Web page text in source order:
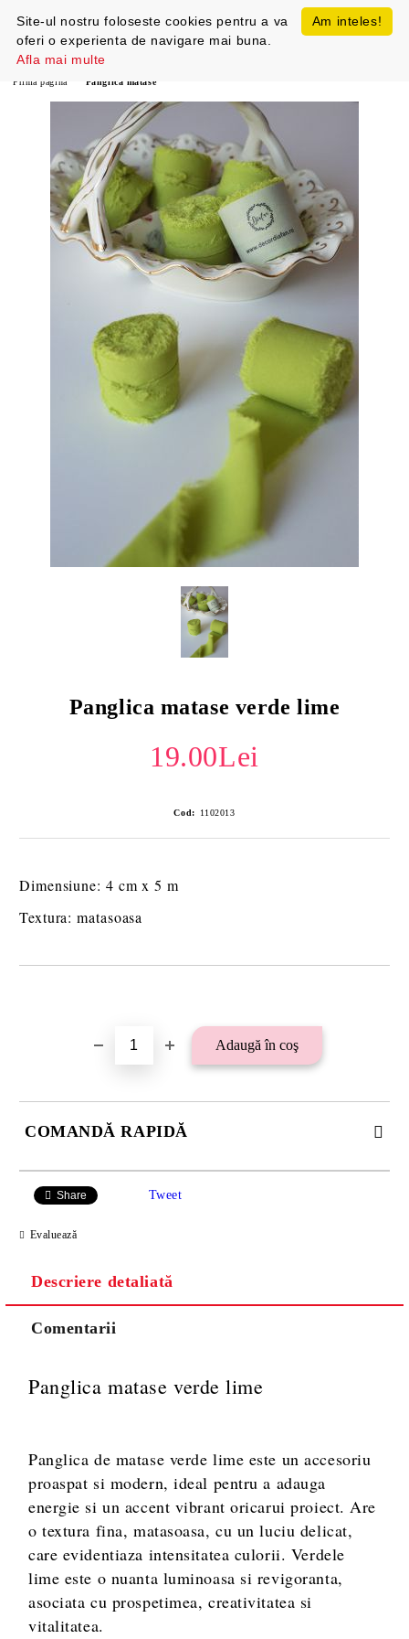
Prima pagină Panglica matase
Panglica matase verde lime
19.00Lei
Cod: 1102013
Dimensiune: 4 cm x 5 m
Textura: matasoasa
COMANDĂ RAPIDĂ
SAU 15 LEI TAXA TRANSPORT PENTRU PLATA CU
Va multumim! Veti fi contactat pentru stabilirea eventualelor detalii
suplimentare necesare procesarii comenzii dumneavoastra.
Share Tweet
Evaluează
Descriere detaliată
Comentarii
Panglica matase verde lime
Panglica de matase verde lime este un accesoriu
proaspat si modern, ideal pentru a adauga
energie si un accent vibrant oricarui proiect. Are
o textura fina, matasoasa, cu un luciu delicat,
care evidentiaza intensitatea culorii. Verdele
lime este o nuanta luminoasa si revigoranta,
asociata cu prospetimea, creativitatea si
vitalitatea.
Am inteles!
Site-ul nostru foloseste cookies pentru a va
oferi o experienta de navigare mai buna.
Afla mai multe